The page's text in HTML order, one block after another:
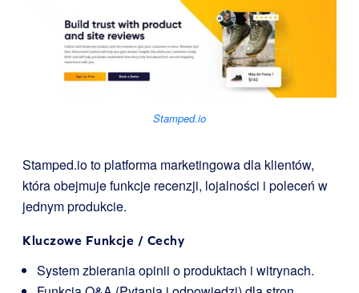
Stamped.io
Stamped.io to platforma marketingowa dla klientów,
która obejmuje funkcje recenzji, lojalności i poleceń w
jednym produkcie.
Kluczowe Funkcje / Cechy
System zbierania opinii o produktach i witrynach.